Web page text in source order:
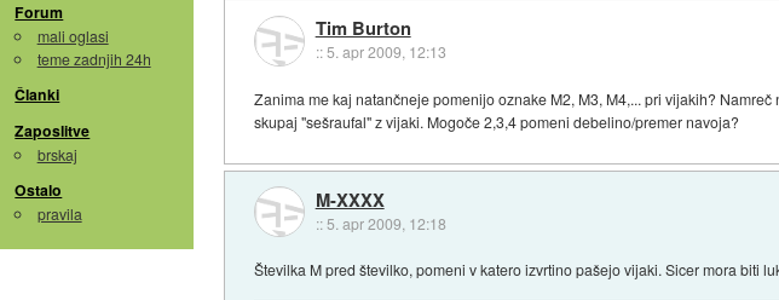
Forum
mali oglasi
teme zadnjih 24h
Članki
Zaposlitve
brskaj
Ostalo
pravila
Tim Burton
::5. apr 2009, 12:13
Zanima me kaj natančneje pomenijo oznake M2, M3, M4,... pri vijakih?
skupaj "sešraufal" z vijaki. Mogoče 2,3,4 pomeni debelino/premer navoja?
M-XXXX
:: 5. apr 2009, 12:18
Številka M pred številko, pomeni v katero izvrtino pašejo vijaki. Sicer mora biti